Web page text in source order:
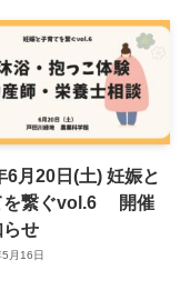
6月20日(土) 妊娠と
を繋ぐvol.6 開催
せ
月16日